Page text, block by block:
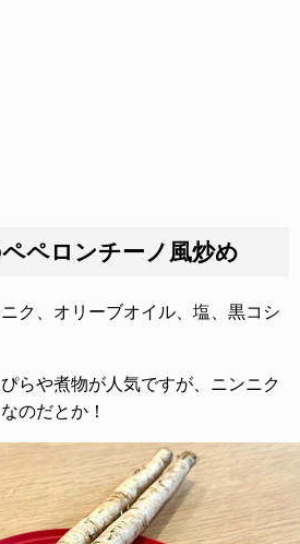
ペロンチーノ風炒め
ク、オリーブオイル、塩、黒コシ
らや煮物が人気ですが、ニンニク
のだとか！